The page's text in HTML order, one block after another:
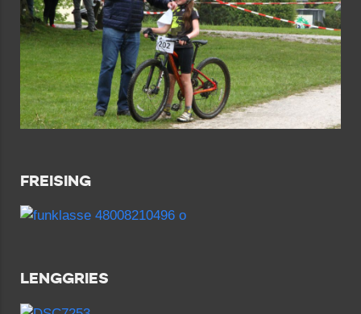
FREISING
LENGGRIES